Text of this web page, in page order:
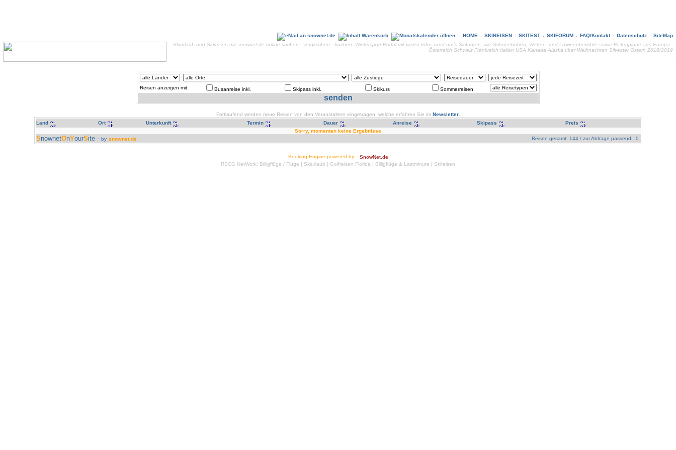
HOME SKIREISEN SKITEST SKIFORUM FAQ/Kontakt Datenschutz
SiteMap
Skiurlaub und Skireisen mit snownet.de online suchen - vergleichen - buchen. Wintersport Portal mit vielen Infos rund um´s Skifahren, wie Schneehöhen, Wetter - und Lawinenberichte sowie Pistenpläne aus Europa -
Österreich Schweiz Frankreich Italien USA Kanada Alaska über Weihnachten Silvester Ostern 2018/2019
Reisen anzeigen mit: Busanreise inkl. Skipass inkl. Skikurs Sommerreisen
Fortlaufend werden neue Reisen von den Veranstaltern eingetragen; welche erfahren Sie im Newsletter.
Land
Ort Unterkunft Termin Dauer Anreise Skipass
Preis
Sorry, momentan keine Ergebnisse
SnownetOnYourSite - by snownet.de Reisen gesamt: 144 / zur Abfrage passend: 0
Booking Engine powered by
SnowNet.de
RSCG NetWork: Billigflüge / Flüge | Skiurlaub | Golfreisen Florida | Billigflüge & Lastminute | Skireisen